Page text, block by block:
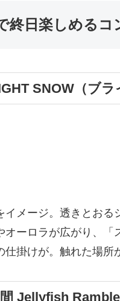
終日楽しめるコ
SNOW（ブラ
イメージ。透きとお
オーロラが広がり、
仕掛けが。触れた場
Jellyfish Ramble